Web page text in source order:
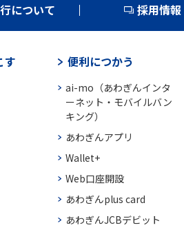
について 採用情報
す 便利につかう
ai-mo（あわぎんインタ
ーネット・モバイルバン
キング）
あわぎんアプリ
Wallet+
Web口座開設
あわぎんplus card
あわぎんJCBデビット